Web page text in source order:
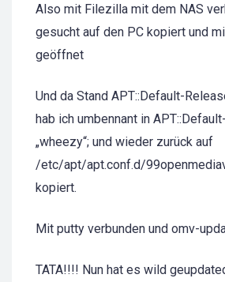
Also mit Filezilla mit dem NAS
gesucht auf den PC kopiert und
geöffnet
Und da Stand APT::Default-
hab ich umbennant in
„wheezy“; und wieder zurück auf
/etc/apt/apt.conf.d/
kopiert.
Mit putty verbunden und omv-
TATA!!!! Nun hat es wild